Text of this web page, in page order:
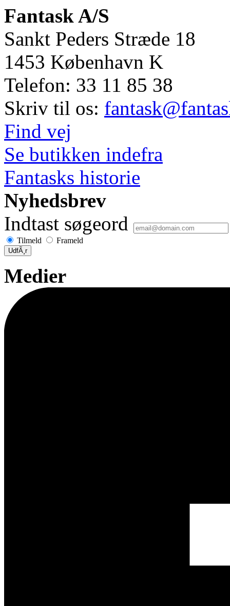
Fantask A/S
Sankt Peders Stræde 18
1453 København K
Telefon: 33 11 85 38
Skriv til os:
Find vej
Se butikken indefra
Fantasks historie
Nyhedsbrev
Indtast søgeord
Tilmeld Frameld
UdfÃ¸r
Medier